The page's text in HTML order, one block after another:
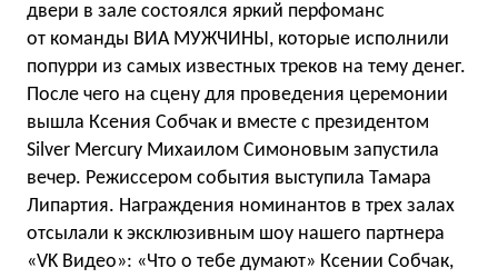
двери в зале состоялся яркий перфоманс
от команды ВИА МУЖЧИНЫ, которые исполнили
попурри из самых известных треков на тему денег.
После чего на сцену для проведения церемонии
вышла Ксения Собчак и вместе с президентом
Silver Mercury Михаилом Симоновым запустила
вечер. Режиссером события выступила Тамара
Липартия. Награждения номинантов в трех залах
отсылали к эксклюзивным шоу нашего партнера
«VK Видео»: «Что о тебе думают» Ксении Собчак,